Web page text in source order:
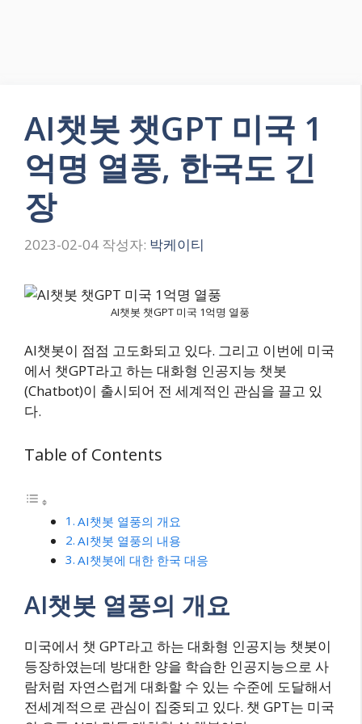
AI챗봇 챗GPT 미국 1
억명 열풍, 한국도 긴
장
2023-02-04 작성자: 박케이티
AI챗봇 챗GPT 미국 1억명 열풍
AI챗봇이 점점 고도화되고 있다. 그리고 이번에 미국
에서 챗GPT라고 하는 대화형 인공지능 챗봇
(Chatbot)이 출시되어 전 세계적인 관심을 끌고 있
다.
Table of Contents
AI챗봇 열풍의 개요
AI챗봇 열풍의 내용
AI챗봇에 대한 한국 대응
AI챗봇 열풍의 개요
미국에서 챗 GPT라고 하는 대화형 인공지능 챗봇이
등장하였는데 방대한 양을 학습한 인공지능으로 사
람처럼 자연스럽게 대화할 수 있는 수준에 도달해서
전세계적으로 관심이 집중되고 있다. 챗 GPT는 미국